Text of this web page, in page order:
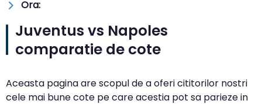
Ora:
Juventus vs Napoles
comparatie de cote
Aceasta pagina are scopul de a oferi cititorilor nostri
cele mai bune cote pe care acestia pot sa parieze in